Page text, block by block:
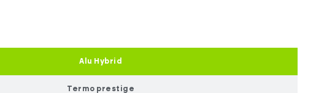
Alu Hybrid
Termo prestige